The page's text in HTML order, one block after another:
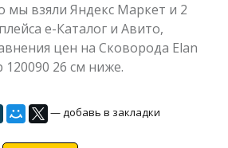
мы взяли Яндекс Маркет и 2
е-Каталог и Авито,
цен на Сковорода Elan
26 см ниже.
— добавь в закладки